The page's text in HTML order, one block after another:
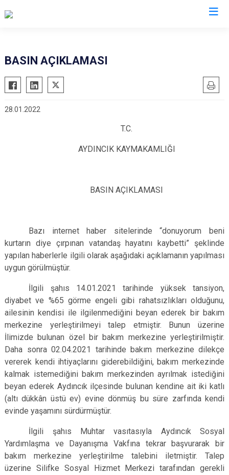
Anamur
Aydıncık
Bozyazı
Mezitli
Toroslar
BASIN AÇIKLAMASI
28.01.2022
T.C.
AYDINCIK KAYMAKAMLIĞI
BASIN AÇIKLAMASI
Bazı internet haber sitelerinde “donuyorum beni
kurtarın diye çırpınan vatandaş hayatını kaybetti” şeklinde
yapılan haberlerle ilgili olarak aşağıdaki açıklamanın yapılması
uygun görülmüştür.
İlgili şahıs 14.01.2021 tarihinde yüksek tansiyon,
diyabet ve %65 görme engeli gibi rahatsızlıkları olduğunu,
ailesinin kendisi ile ilgilenmediğini beyan ederek bir bakım
merkezine yerleştirilmeyi talep etmiştir. Bunun üzerine
İlimizde bulunan özel bir bakım merkezine yerleştirilmiştir.
Daha sonra 02.04.2021 tarihinde bakım merkezine dilekçe
vererek kendi ihtiyaçlarını giderebildiğini, bakım merkezinde
kalmak istemediğini bakım merkezinden ayrılmak istediğini
beyan ederek Aydıncık ilçesinde bulunan kendine ait iki katlı
(altı dükkân üstü ev) evine dönmüş bu süre zarfında kendi
evinde yaşamını sürdürmüştür.
İlgili şahıs Muhtar vasıtasıyla Aydıncık Sosyal
Yardımlaşma ve Dayanışma Vakfına tekrar başvurarak bir
bakım merkezine yerleştirilme talebini iletmiştir. Talep
üzerine Silifke Sosyal Hizmet Merkezi tarafından gerekli